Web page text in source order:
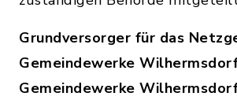
Grundversorger für das
Gemeindewerke
Gemeindewerke